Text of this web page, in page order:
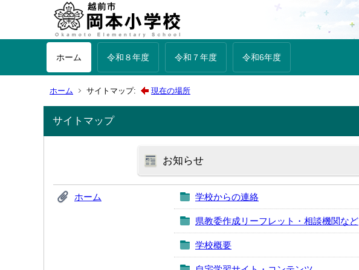
ホーム 令和８年度 令和７年度 令和6年度
ホーム サイトマップ: 現在の場所
サイトマップ
お知らせ
ホーム 学校からの連絡
県教委作成リーフレット・相談機関など
学校概要